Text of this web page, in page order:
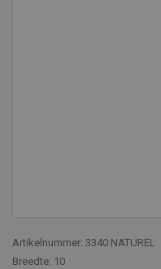
Artikelnummer: 3340 NATUREL
Breedte: 10